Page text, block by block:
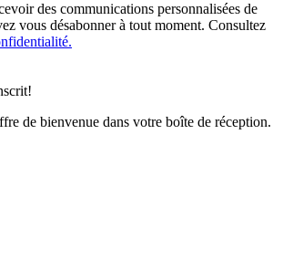
des communications personnalisées de
vous désabonner à tout moment. Consultez
de bienvenue dans votre boîte de réception.